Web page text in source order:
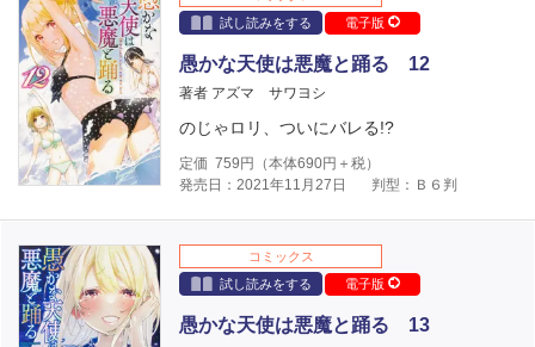
試し読みをする
電子版
愚かな天使は悪魔と踊る 12
著者 アズマ サワヨシ
のじゃロリ、ついにバレる!?
定価 759 円（本体690円＋税）
発売日：2021年11月27日
判型：Ｂ６判
コミックス
試し読みをする
電子版
愚かな天使は悪魔と踊る 13